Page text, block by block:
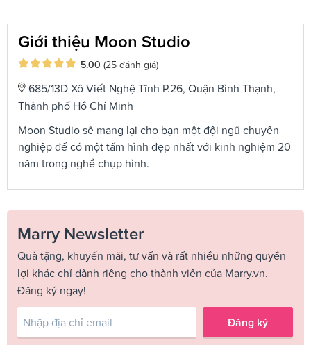
Giới thiệu Moon Studio
5.00 (25 đánh giá)
685/13D Xô Viết Nghệ Tĩnh P.26, Quận Bình Thạnh,
Thành phố Hồ Chí Minh
Moon Studio sẽ mang lại cho bạn một đội ngũ chuyên
nghiệp để có một tấm hình đẹp nhất với kinh nghiệm 20
năm trong nghề chụp hình.
Marry Newsletter
Quà tặng, khuyến mãi, tư vấn và rất nhiều những quyền
lợi khác chỉ dành riêng cho thành viên của Marry.vn.
Đăng ký ngay!
Đăng ký